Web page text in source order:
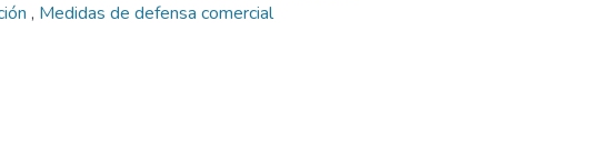
, Medidas de defensa comercial